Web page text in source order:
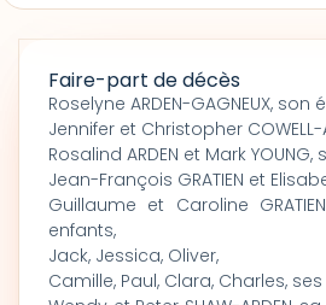
Faire-part de décès
Roselyne ARDEN-GAGNEUX, son
Jennifer et Christopher COWELL-
Rosalind ARDEN et Mark
Jean-François GRATIEN et
Guillaume et Caroline
enfants,
Jack, Jessica, Oliver,
Camille, Paul, Clara, Charles,